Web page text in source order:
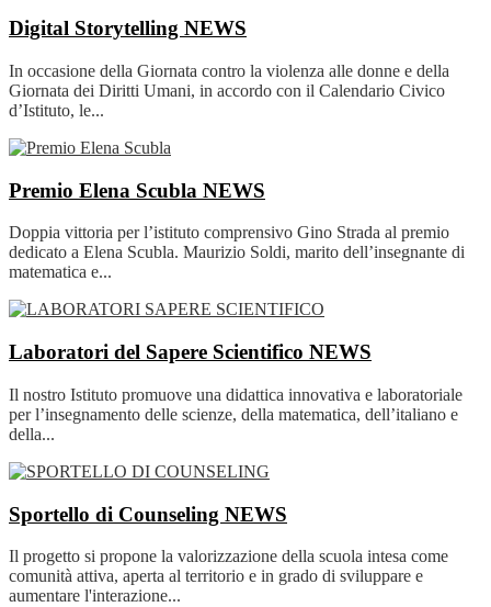
Digital Storytelling NEWS
In occasione della Giornata contro la violenza alle donne e della
Giornata dei Diritti Umani, in accordo con il Calendario Civico
d’Istituto, le...
Premio Elena Scubla NEWS
Doppia vittoria per l’istituto comprensivo Gino Strada al premio
dedicato a Elena Scubla. Maurizio Soldi, marito dell’insegnante di
matematica e...
Laboratori del Sapere Scientifico NEWS
Il nostro Istituto promuove una didattica innovativa e laboratoriale
per l’insegnamento delle scienze, della matematica, dell’italiano e
della...
Sportello di Counseling NEWS
Il progetto si propone la valorizzazione della scuola intesa come
comunità attiva, aperta al territorio e in grado di sviluppare e
aumentare l'interazione...